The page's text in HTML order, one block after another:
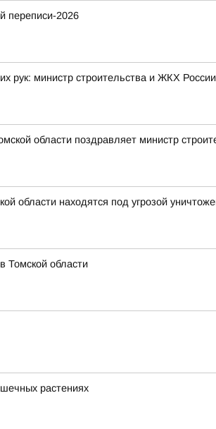
переписи-2026
рук: министр строительства и ЖКХ
области поздравляет министр
области находятся под угрозой
Томской области
растениях